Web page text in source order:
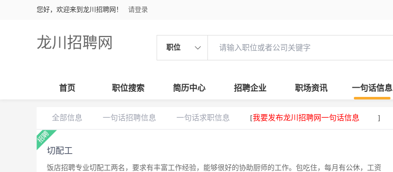
您好，欢迎来到龙川招聘网！ 请登录
龙川招聘网 职位
首页 职位搜索 简历中心 招聘企业 职场资讯 一句话信息
全部信息 一句话招聘信息 一句话求职信息 [我要发布龙川招聘网一句话信息 ]
切配工
饭店招聘专业切配工两名，要求有丰富工作经验，能够很好的协助厨师的工作。包吃住，每月有公休，工资